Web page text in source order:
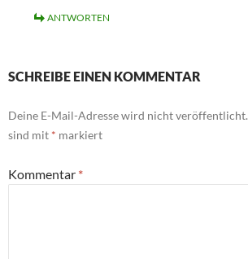
ANTWORTEN
SCHREIBE EINEN KOMMENTAR
Deine E-Mail-Adresse wird nicht veröffentlicht.
sind mit * markiert
Kommentar *